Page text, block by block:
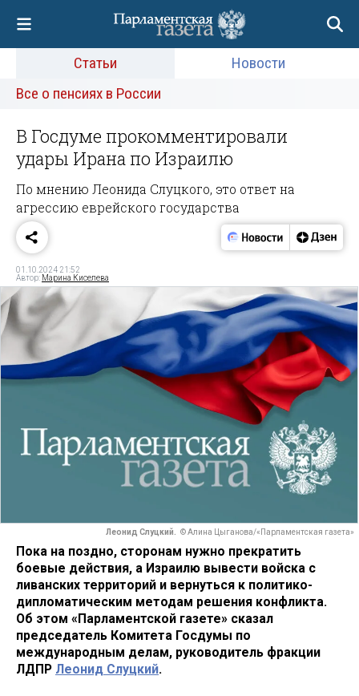
Статьи
Новости
Все о пенсиях в России
В Госдуме прокомментировали
удары Ирана по Израилю
По мнению Леонида Слуцкого, это ответ на
агрессию еврейского государства
01.10.2024 21:52
Автор: Марина Киселева
Леонид Слуцкий. © Алина Цыганова/«Парламентская газета»
Пока на поздно, сторонам нужно прекратить
боевые действия, а Израилю вывести войска с
ливанских территорий и вернуться к политико-
дипломатическим методам решения конфликта.
Об этом «Парламентской газете» сказал
председатель Комитета Госдумы по
международным делам, руководитель фракции
ЛДПР Леонид Слуцкий.